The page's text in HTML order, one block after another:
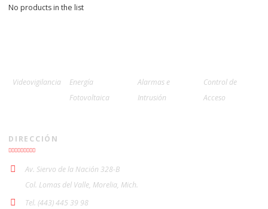
No products in the list
Videovigilancia
Energía
Fotovoltaica
Alarmas e
Intrusión
Control de
Acceso
DIRECCIÓN
Av. Siervo de la Nación 328-B
Col. Lomas del Valle, Morelia, Mich.
Tel. (443) 445 39 98